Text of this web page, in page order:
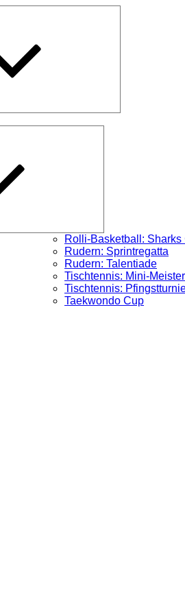
Rolli-Basketball: Sharks
Rudern: Sprintregatta
Rudern: Talentiade
Tischtennis: Mini-
Tischtennis:
Taekwondo Cup